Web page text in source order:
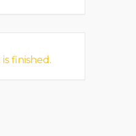
finished.